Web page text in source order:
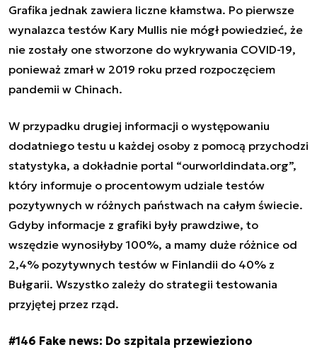
Grafika jednak zawiera liczne kłamstwa. Po pierwsze
wynalazca testów Kary Mullis nie mógł powiedzieć, że
nie zostały one stworzone do wykrywania COVID-19,
ponieważ zmarł w 2019 roku przed rozpoczęciem
pandemii w Chinach.
W przypadku drugiej informacji o występowaniu
dodatniego testu u każdej osoby z pomocą przychodzi
statystyka, a dokładnie portal “ourworldindata.org”,
który informuje o procentowym udziale testów
pozytywnych w różnych państwach na całym świecie.
Gdyby informacje z grafiki były prawdziwe, to
wszędzie wynosiłyby 100%, a mamy duże różnice od
2,4% pozytywnych testów w Finlandii do 40% z
Bułgarii. Wszystko zależy do strategii testowania
przyjętej przez rząd.
#146 Fake news: Do szpitala przewieziono